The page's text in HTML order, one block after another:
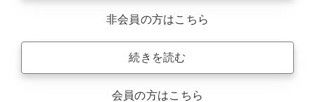
非会員の方はこちら
続きを読む
会員の方はこちら